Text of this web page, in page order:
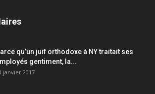
qu’un juif orthodoxe à NY traitait ses
gentiment, la...
janvier 2017